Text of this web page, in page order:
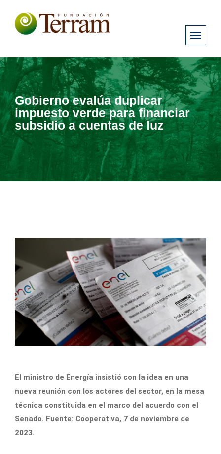
Gobierno evalúa duplicar
impuesto verde para financiar
subsidio a cuentas de luz
El ministro de Energía insistió con la idea en una
nueva reunión con los actores del sector, en la mesa
técnica constituida en el marco del acuerdo con el
Senado. Fuente: Cooperativa, 7 de noviembre de
2023.